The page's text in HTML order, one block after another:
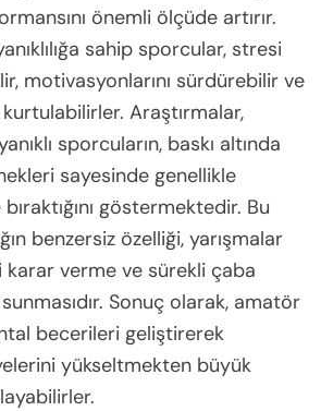
önemli ölçüde artırır.
sahip sporcular, stresi
motivasyonlarını sürdürebilir ve
Araştırmalar,
sporcuların, baskı altında
sayesinde genellikle
göstermektedir. Bu
benzersiz özelliği, yarışmalar
karar verme ve sürekli çaba
Sonuç olarak, amatör
becerileri geliştirerek
yükseltmekten büyük